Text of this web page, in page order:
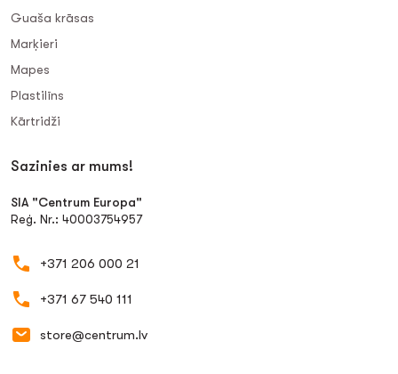
Guaša krāsas
Marķieri
Mapes
Plastilīns
Kārtridži
Sazinies ar mums!
SIA "Centrum Europa"
Reģ. Nr.: 40003754957
+371 206 000 21
+371 67 540 111
store@centrum.lv